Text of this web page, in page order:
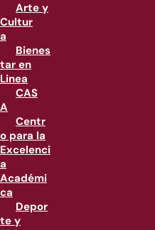
Arte y
Cultur
a
Bienes
tar en
Linea
CAS
A
Centr
o para la
Excelenci
a
Académi
ca
Depor
te y